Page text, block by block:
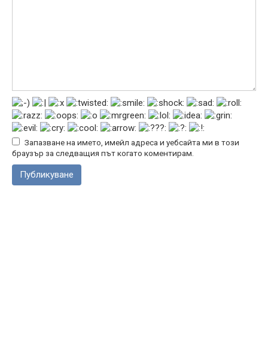
Запазване на името, имейл адреса и уебсайта ми в този
браузър за следващия път когато коментирам.